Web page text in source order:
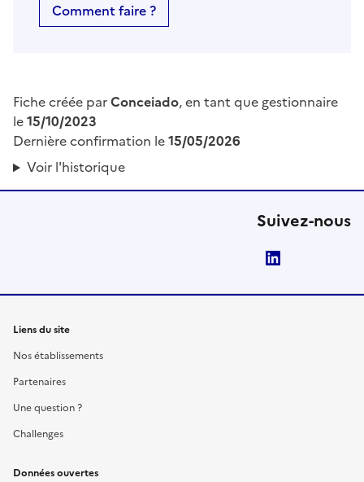
Comment faire ?
Fiche créée parConceiado, en tant que gestionnaire
le15/10/2023
Dernière confirmation le15/05/2026
Voir l'historique
Suivez-nous
Liens du site
Nos établissements
Partenaires
Une question ?
Challenges
Données ouvertes